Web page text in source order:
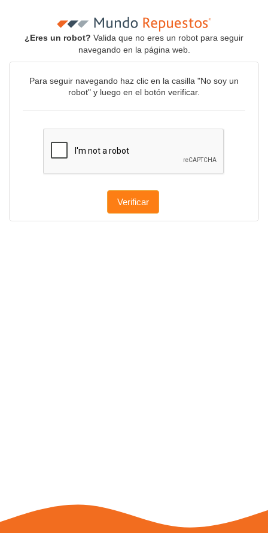
¿Eres un robot? Valida que no eres un robot para seguir
navegando en la página web.
Para seguir navegando haz clic en la casilla "No soy un
robot" y luego en el botón verificar.
Verificar